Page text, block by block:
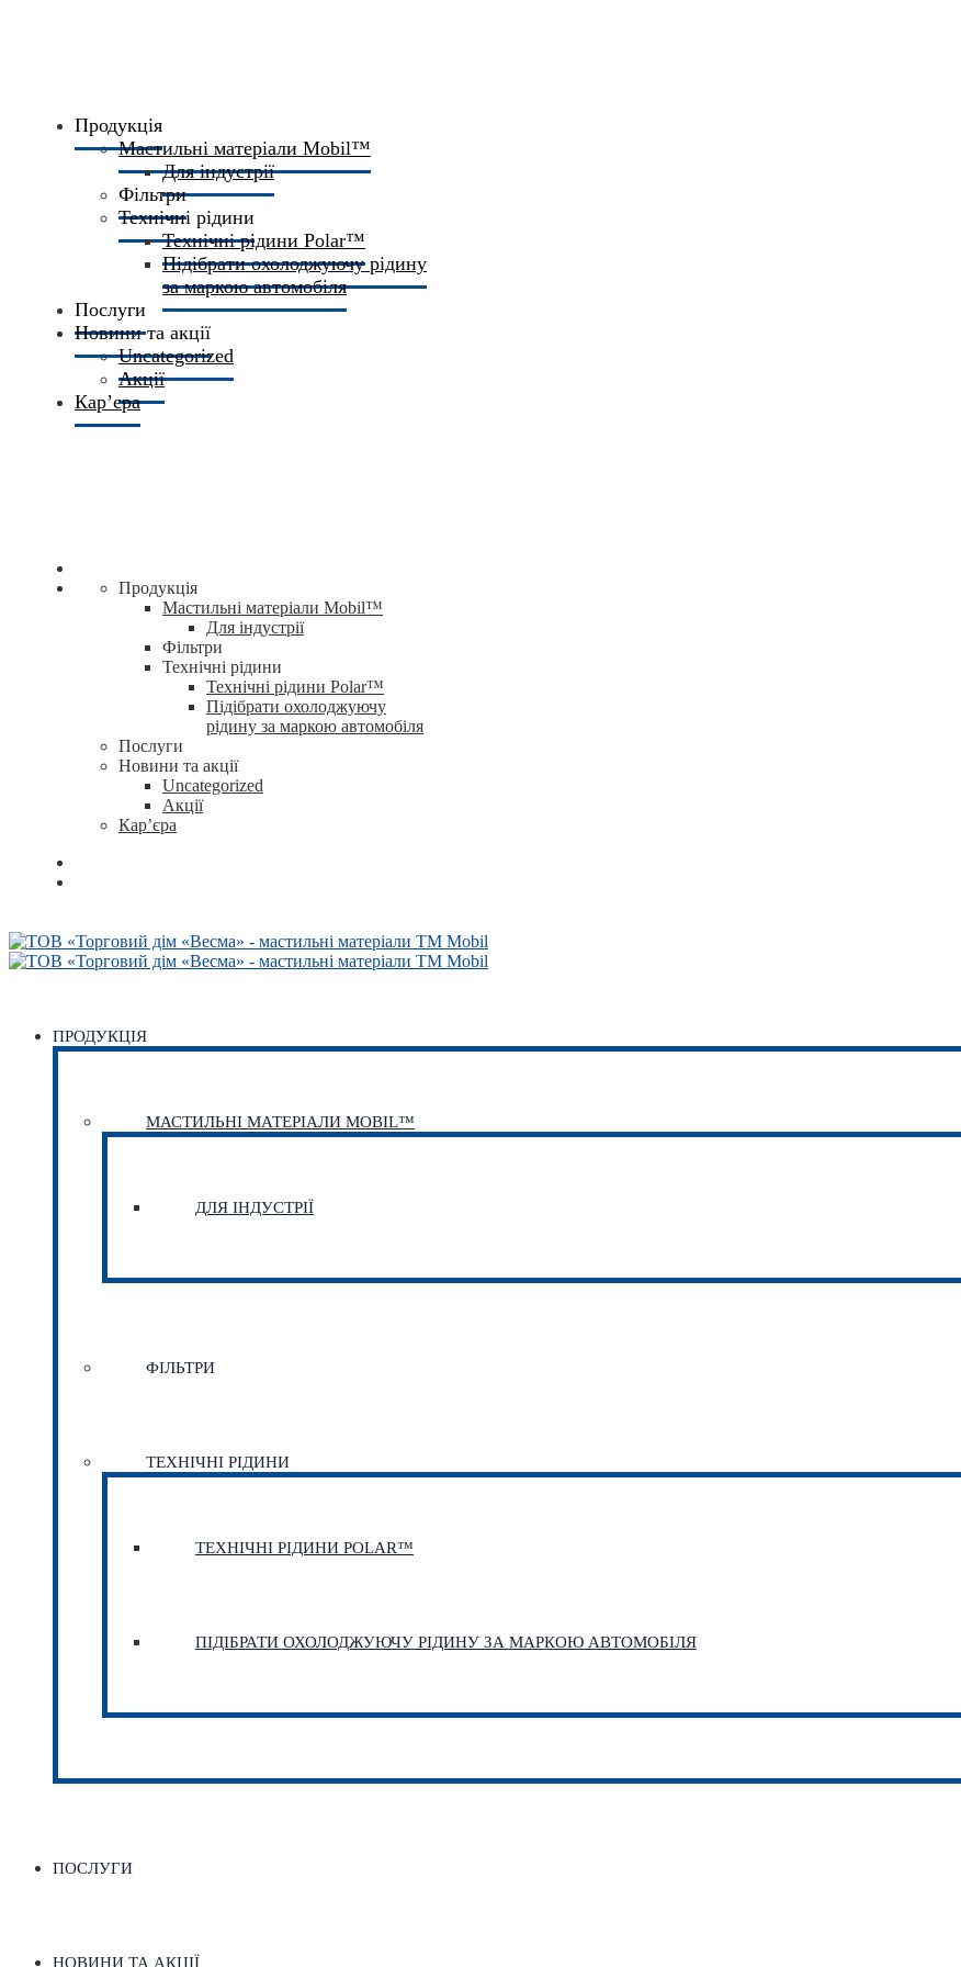
Продукція
Мастильні матеріали Mobil™
Для індустрії
Фільтри
Технічні рідини
Технічні рідини Polar™
Підібрати охолоджуючу рідину
за маркою автомобіля
Послуги
Новини та акції
Uncategorized
Акції
Кар’єра
Продукція
Мастильні матеріали Mobil™
Для індустрії
Фільтри
Технічні рідини
Технічні рідини Polar™
Підібрати охолоджуючу
рідину за маркою автомобіля
Послуги
Новини та акції
Uncategorized
Акції
Кар’єра
ПРОДУКЦІЯ
МАСТИЛЬНІ МАТЕРІАЛИ MOBIL™
ДЛЯ ІНДУСТРІЇ
ФІЛЬТРИ
ТЕХНІЧНІ РІДИНИ
ТЕХНІЧНІ РІДИНИ POLAR™
ПІДІБРАТИ ОХОЛОДЖУЮЧУ РІДИНУ ЗА МАРКОЮ АВТОМОБІЛЯ
ПОСЛУГИ
НОВИНИ ТА АКЦІЇ